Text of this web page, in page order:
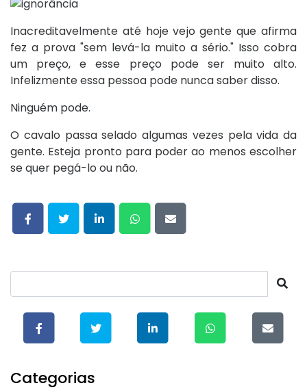
Inacreditavelmente até hoje vejo gente que afirma
fez a prova "sem levá-la muito a sério." Isso cobra
um preço, e esse preço pode ser muito alto.
Infelizmente essa pessoa pode nunca saber disso.
Ninguém pode.
O cavalo passa selado algumas vezes pela vida da
gente. Esteja pronto para poder ao menos escolher
se quer pegá-lo ou não.
Categorias